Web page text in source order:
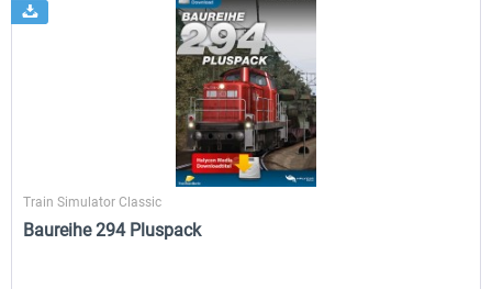
Halycon
Train Simulator Classic
Baureihe 294 Pluspack